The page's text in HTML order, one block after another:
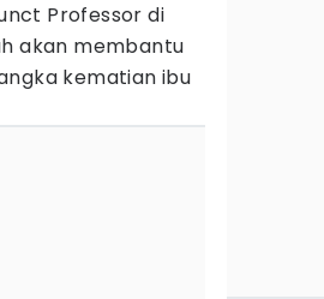
Professor di
akan membantu
kematian ibu